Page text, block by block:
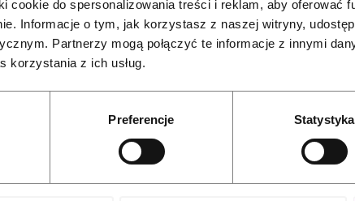
cookie do spersonalizowania treści i reklam, aby oferować
Informacje o tym, jak korzystasz z naszej witryny,
Partnerzy mogą połączyć te informacje z innymi
korzystania z ich usług.
Preferencje Statystyka
Nie bawię się już w kopiuj-wklej
Najbardziej w wystawianiu faktur nie lubiłem
reszta – nazwa, adres, kod pocztowy – uzupełnia się
Nie bawię się już w kopiuj-wklej i wystawiam fakturę w
kilka sekund i od razu przesyłam do KSeF.